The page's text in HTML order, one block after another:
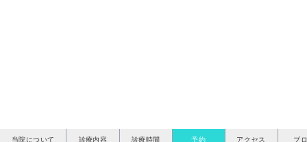
当院について 診療内容 診療時間 予約 アクセス ブ